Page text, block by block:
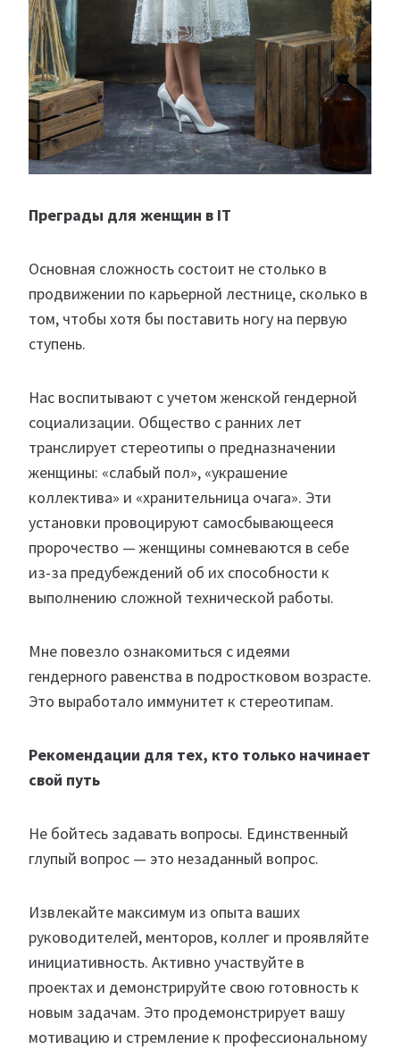
Преграды для женщин в IT
Основная сложность состоит не столько в
продвижении по карьерной лестнице, сколько в
том, чтобы хотя бы поставить ногу на первую
ступень.
Нас воспитывают с учетом женской гендерной
социализации. Общество с ранних лет
транслирует стереотипы о предназначении
женщины: «слабый пол», «украшение
коллектива» и «хранительница очага». Эти
установки провоцируют самосбывающееся
пророчество — женщины сомневаются в себе
из-за предубеждений об их способности к
выполнению сложной технической работы.
Мне повезло ознакомиться с идеями
гендерного равенства в подростковом возрасте.
Это выработало иммунитет к стереотипам.
Рекомендации для тех, кто только начинает
свой путь
Не бойтесь задавать вопросы. Единственный
глупый вопрос — это незаданный вопрос.
Извлекайте максимум из опыта ваших
руководителей, менторов, коллег и проявляйте
инициативность. Активно участвуйте в
проектах и демонстрируйте свою готовность к
новым задачам. Это продемонстрирует вашу
мотивацию и стремление к профессиональному